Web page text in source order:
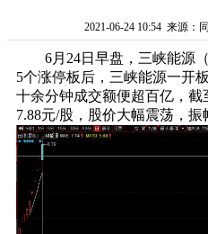
2021-06-24 10:54 来源：
6月24日早盘，三峡能源（
5个涨停板后，三峡能源一开
十余分钟成交额便超百亿，截
7.88元/股，股价大幅震荡，振